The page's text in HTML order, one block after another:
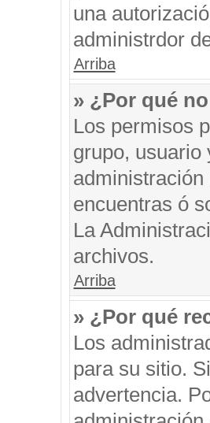
una
administrdor
Arriba
» ¿Por qué
Los permisos
grupo, usuario
encuentras ó
La
archivos.
Arriba
» ¿Por qué
Los
para su sitio.
advertencia.